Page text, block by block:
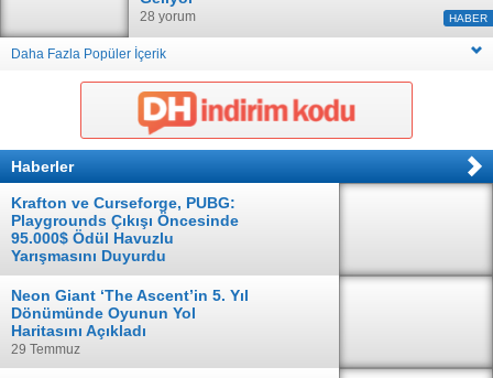
28 yorum HABER
Daha Fazla Popüler İçerik
Haberler
Krafton ve Curseforge, PUBG:
Playgrounds Çıkışı Öncesinde
95.000$ Ödül Havuzlu
Yarışmasını Duyurdu
04 Ağustos
Neon Giant ‘The Ascent’in 5. Yıl
Dönümünde Oyunun Yol
Haritasını Açıkladı
29 Temmuz